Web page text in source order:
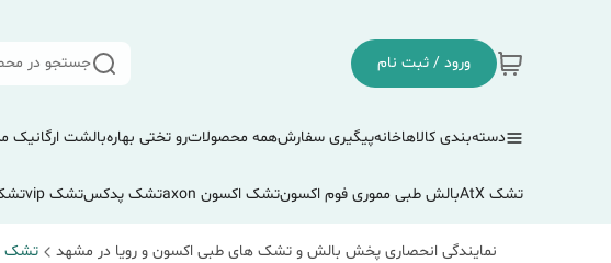
ورود / ثبت نام جستجو در
دسته‌بندی کالاهاخانهپیگیری سفارشهمه محصولاترو تختی بهارهبالشت ارگانیک
تشک AtX بالش طبی مموری فوم اکسونتشک اکسون axon تشک پدکستشک vip
نمایندگی انحصاری پخش بالش و تشک های طبی اکسون و رویا در مشهد تشک